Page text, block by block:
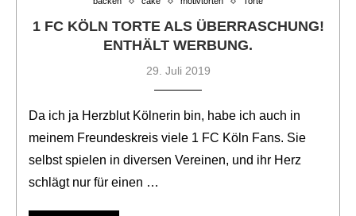
1 FC KÖLN TORTE ALS ÜBERRASCHUNG!
ENTHÄLT WERBUNG.
29. Juli 2019
Da ich ja Herzblut Kölnerin bin, habe ich auch in
meinem Freundeskreis viele 1 FC Köln Fans. Sie
selbst spielen in diversen Vereinen, und ihr Herz
schlägt nur für einen …